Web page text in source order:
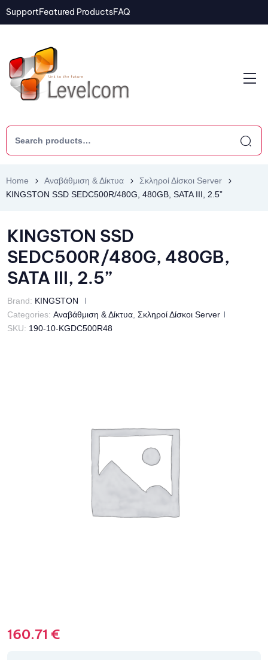
SupportFeatured ProductsFAQ
Home Αναβάθμιση & Δίκτυα
Σκληροί Δίσκοι Server
KINGSTON SSD SEDC500R/480G, 480GB, SATA III, 2.5”
KINGSTON SSD
SEDC500R/480G, 480GB,
SATA III, 2.5”
Brand: KINGSTON
Categories: Αναβάθμιση & Δίκτυα Σκληροί Δίσκοι Server
SKU: 190-10-KGDC500R48
160.71 €